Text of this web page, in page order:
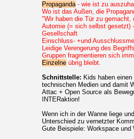
Propaganda- wie ist zu
Wo ist das Außen, die
"Wir haben die Tür zu
Automie (= sich selbst gesetzt)
Gesellschaft
Einschluss- +und
Leidige Verengerung des Begriffs
Gruppen fragmentieren sich
Einzelne übrig bleibt.
Schnittstelle: Kids haben
technischen Medien und damit
Attac + Open Source als
INTERaktion!
Wenn ich in der Wanne liege
Unterschied zu vernetzter
Gute Beispiele: Workspace und